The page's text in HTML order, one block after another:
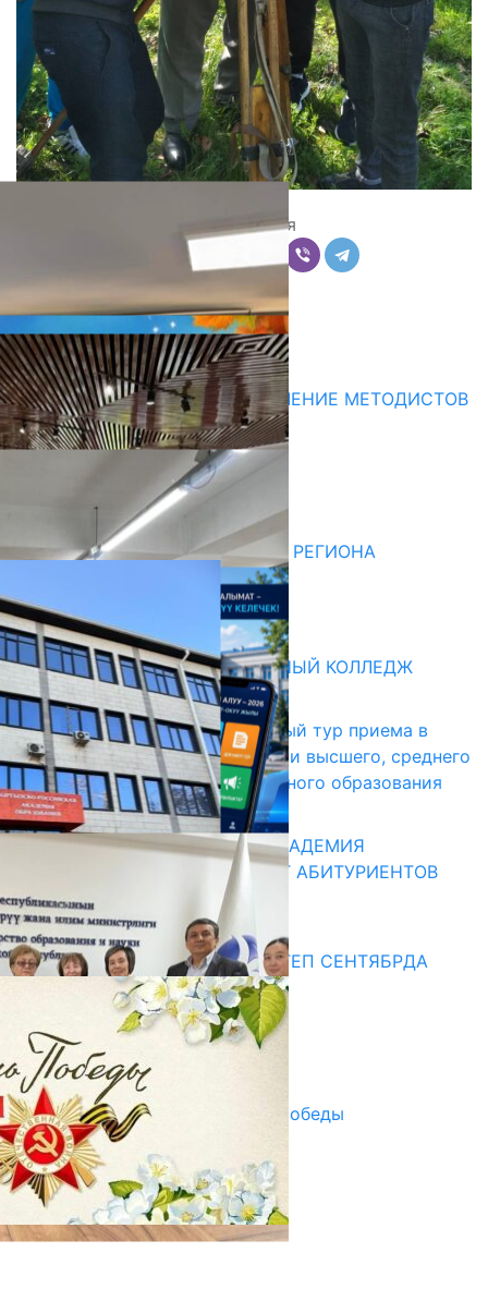
Поделиться
Комментарии
Последние новости
В БИШКЕКЕ НАЧАЛОСЬ ОБУЧЕНИЕ МЕТОДИСТОВ
ПЯТИ РЕГИОНОВ
10.08.2026
НЕДЕЛЯ В ОБЗОРЕ
07.08.2026
ДЛЯ МЕТОДИСТОВ ЮЖНОГО РЕГИОНА
НАЧАЛОСЬ ОБУЧЕНИЕ
05.08.2026
Абитуриент
БИШКЕКСКИЙ УНИВЕРСАЛЬНЫЙ КОЛЛЕДЖ
17.07.2026
В Кыргызстане начался первый тур приема в
образовательные организации высшего, среднего
и начального профессионального образования
13.07.2026
КЫРГЫЗКО-РОССИЙСКАЯ АКАДЕМИЯ
ОБРАЗОВАНИЯ ПРИГЛАШАЕТ АБИТУРИЕНТОВ
10.07.2026
Медиа
СУЗАКТА 750 ОРУНДУУ МЕКТЕП СЕНТЯБРДА
ПАЙДАЛАНУУГА БЕРИЛЕТ
07.08.2025
Улуу Жеңиштин жандуу сөзү
29.04.2025
Награды в преддверии Дня Победы
29.04.2025